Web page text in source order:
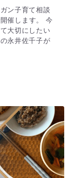
ン子育て相談
催します。 今
大切にしたい
永井佐千子が